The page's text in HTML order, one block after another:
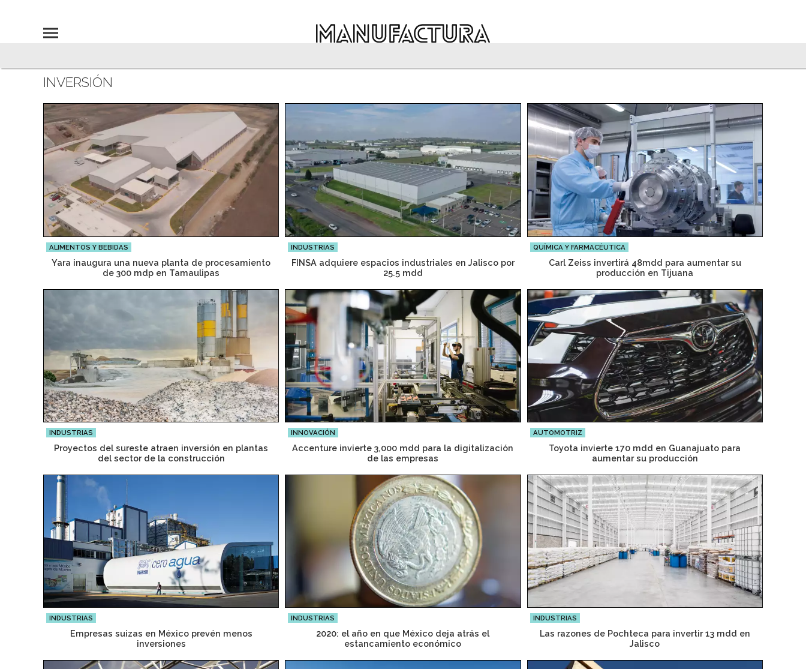
INVERSIÓN
ALIMENTOS Y BEBIDAS
Yara inaugura una nueva planta de procesamiento
de 300 mdp en Tamaulipas
INDUSTRIAS
FINSA adquiere espacios industriales en Jalisco por
25.5 mdd
QUÍMICA Y FARMACÉUTICA
Carl Zeiss invertirá 48mdd para aumentar su
producción en Tijuana
INDUSTRIAS
Proyectos del sureste atraen inversión en plantas
del sector de la construcción
INNOVACIÓN
Accenture invierte 3,000 mdd para la digitalización
de las empresas
AUTOMOTRIZ
Toyota invierte 170 mdd en Guanajuato para
aumentar su producción
INDUSTRIAS
Empresas suizas en México prevén menos
inversiones
INDUSTRIAS
2020: el año en que México deja atrás el
estancamiento económico
INDUSTRIAS
Las razones de Pochteca para invertir 13 mdd en
Jalisco